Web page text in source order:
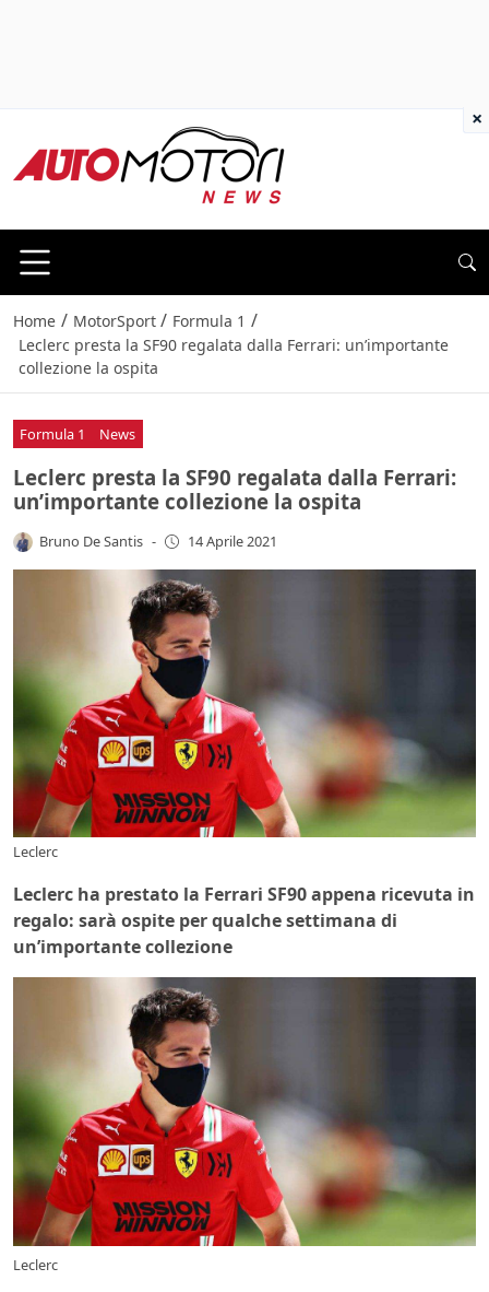
Home / MotorSport / Formula 1 /
Leclerc presta la SF90 regalata dalla Ferrari: un’importante
collezione la ospita
Formula 1 News
Leclerc presta la SF90 regalata dalla Ferrari:
un’importante collezione la ospita
Bruno De Santis - 14 Aprile 2021
Leclerc
Leclerc ha prestato la Ferrari SF90 appena ricevuta in
regalo: sarà ospite per qualche settimana di
un’importante collezione
Leclerc
×